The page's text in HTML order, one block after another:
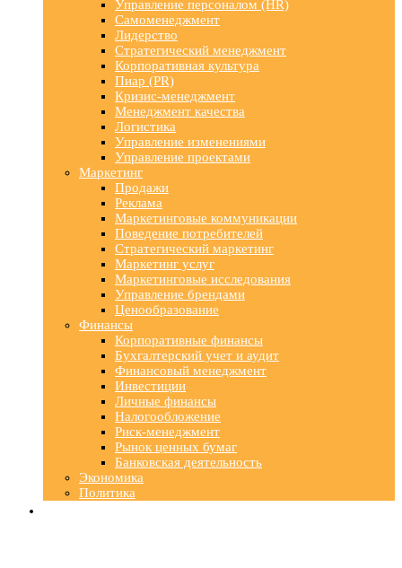
Управление персоналом (HR)
Самоменеджмент
Лидерство
Стратегический менеджмент
Корпоративная культура
Пиар (PR)
Кризис-менеджмент
Менеджмент качества
Логистика
Управление изменениями
Управление проектами
Маркетинг
Продажи
Реклама
Маркетинговые коммуникации
Поведение потребителей
Стратегический маркетинг
Маркетинг услуг
Маркетинговые исследования
Управление брендами
Ценообразование
Финансы
Корпоративные финансы
Бухгалтерский учет и аудит
Финансовый менеджмент
Инвестиции
Личные финансы
Налогообложение
Риск-менеджмент
Рынок ценных бумаг
Банковская деятельность
Экономика
Политика